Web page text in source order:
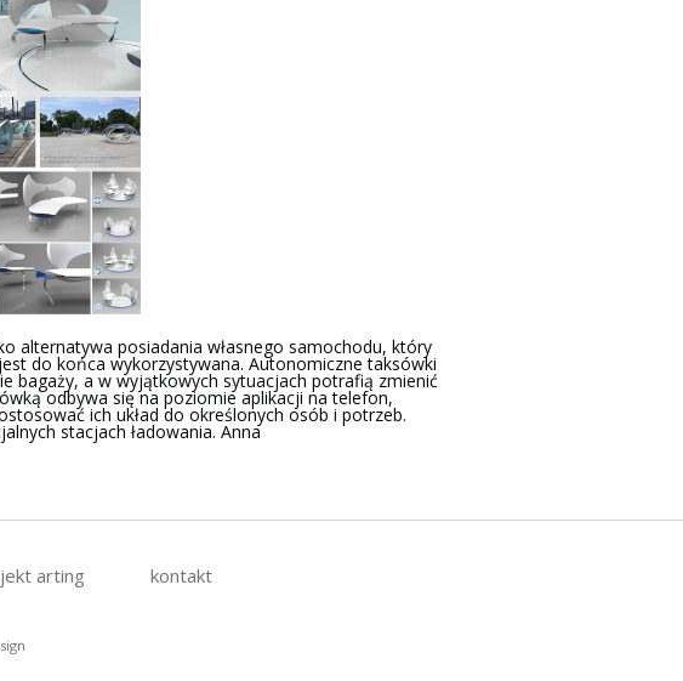
alternatywa posiadania własnego samochodu, który
do końca wykorzystywana. Autonomiczne taksówki
bagaży, a w wyjątkowych sytuacjach potrafią zmienić
odbywa się na poziomie aplikacji na telefon,
ich układ do określonych osób i potrzeb.
stacjach ładowania. Anna
arting kontakt